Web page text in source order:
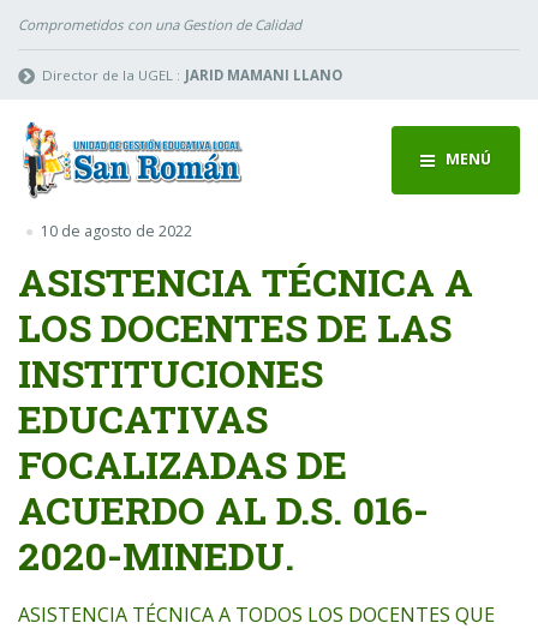
Comprometidos con una Gestion de Calidad
Director de la UGEL : JARID MAMANI LLANO
MENÚ
10 de agosto de 2022
ASISTENCIA TÉCNICA A
LOS DOCENTES DE LAS
INSTITUCIONES
EDUCATIVAS
FOCALIZADAS DE
ACUERDO AL D.S. 016-
2020-MINEDU.
ASISTENCIA TÉCNICA A TODOS LOS DOCENTES QUE